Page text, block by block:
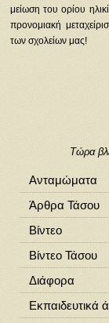
μείωση του ορίου
προνομιακή
των σχολείων μας!
Τώρα
Ανταμώματα
Άρθρα Τάσου
Βίντεο
Βίντεο Τάσου
Διάφορα
Εκπαιδευτικά